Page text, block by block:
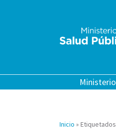
Ministerio
Inicio »